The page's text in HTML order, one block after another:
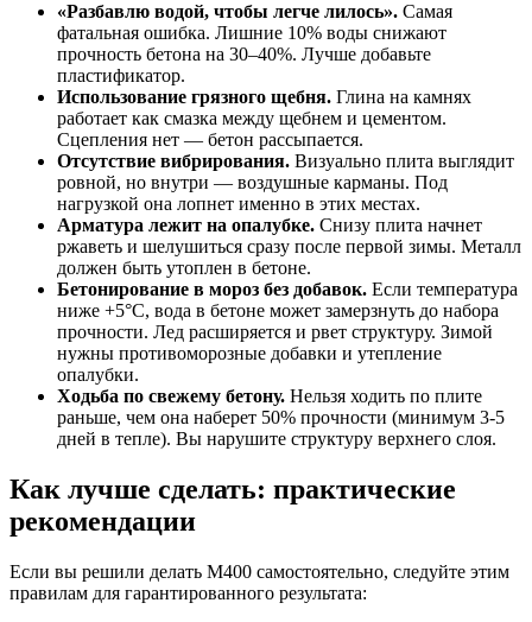
«Разбавлю водой, чтобы легче лилось». Самая
фатальная ошибка. Лишние 10% воды снижают
прочность бетона на 30–40%. Лучше добавьте
пластификатор.
Использование грязного щебня. Глина на камнях
работает как смазка между щебнем и цементом.
Сцепления нет — бетон рассыпается.
Отсутствие вибрирования. Визуально плита выглядит
ровной, но внутри — воздушные карманы. Под
нагрузкой она лопнет именно в этих местах.
Арматура лежит на опалубке. Снизу плита начнет
ржаветь и шелушиться сразу после первой зимы. Металл
должен быть утоплен в бетоне.
Бетонирование в мороз без добавок. Если температура
ниже +5°C, вода в бетоне может замерзнуть до набора
прочности. Лед расширяется и рвет структуру. Зимой
нужны противоморозные добавки и утепление
опалубки.
Ходьба по свежему бетону. Нельзя ходить по плите
раньше, чем она наберет 50% прочности (минимум 3-5
дней в тепле). Вы нарушите структуру верхнего слоя.
Как лучше сделать: практические
рекомендации
Если вы решили делать М400 самостоятельно, следуйте этим
правилам для гарантированного результата: